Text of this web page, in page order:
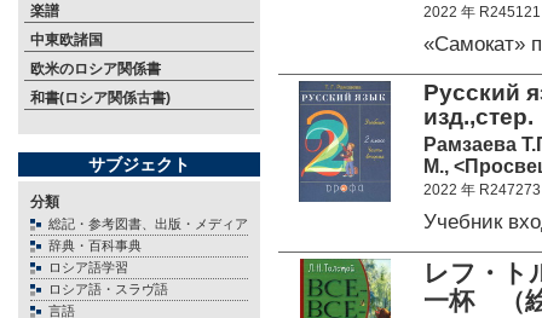
楽譜
中東欧諸国
欧米のロシア関係書
和書(ロシア関係古書)
サブジェクト
分類
総記・参考図書、出版・メディア
辞典・百科事典
ロシア語学習
ロシア語・スラヴ語
言語
2022 年 R245121
«Самокат»
Русский
изд.,стер.
Рамзаева
М.,
2022 年 R247273
Учебник
レフ・ト
一杯 （